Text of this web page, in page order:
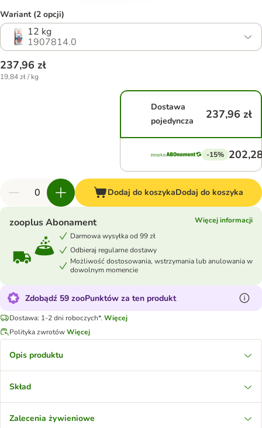
Wariant (2 opcji)
12 kg
1907814.0
237,96 zł
19,84 zł / kg
Dostawa
pojedyncza
237,96 zł
-15%
Dodaj do koszykaDodaj do koszyka
zooplus Abonament
Więcej informacji
Darmowa wysyłka od 99 zł
Odbieraj regularne dostawy
Możliwość dostosowania, wstrzymania lub anulowania w
dowolnym momencie
Zdobądź 59 zooPunktów za ten produkt
Dostawa: 1-2 dni roboczych*. Więcej
Polityka zwrotówWięcej
Opis produktu
Skład
Zalecenia żywieniowe